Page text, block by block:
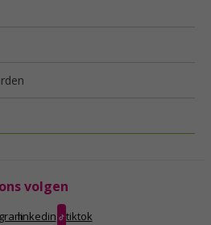
volgen
linkedin tiktok